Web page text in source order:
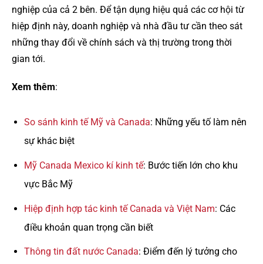
nghiệp của cả 2 bên. Để tận dụng hiệu quả các cơ hội từ
hiệp định này, doanh nghiệp và nhà đầu tư cần theo sát
những thay đổi về chính sách và thị trường trong thời
gian tới.
Xem thêm:
So sánh kinh tế Mỹ và Canada: Những yếu tố làm nên
sự khác biệt
Mỹ Canada Mexico kí kinh tế: Bước tiến lớn cho khu
vực Bắc Mỹ
Hiệp định hợp tác kinh tế Canada và Việt Nam: Các
điều khoản quan trọng cần biết
Thông tin đất nước Canada: Điểm đến lý tưởng cho